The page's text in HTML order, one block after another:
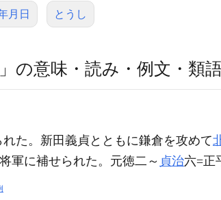
月日 とうし
の意味・読み・例文・類
れた。新田義貞とともに鎌倉を攻めて
軍に補せられた。元徳二～ 貞治六=正